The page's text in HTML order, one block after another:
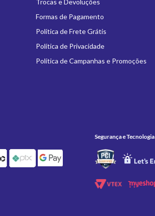
Trocas e Devoluções
Formas de Pagamento
Política de Frete Grátis
Política de Privacidade
Política de Campanhas e Promoções
Segurança e Tecnologia